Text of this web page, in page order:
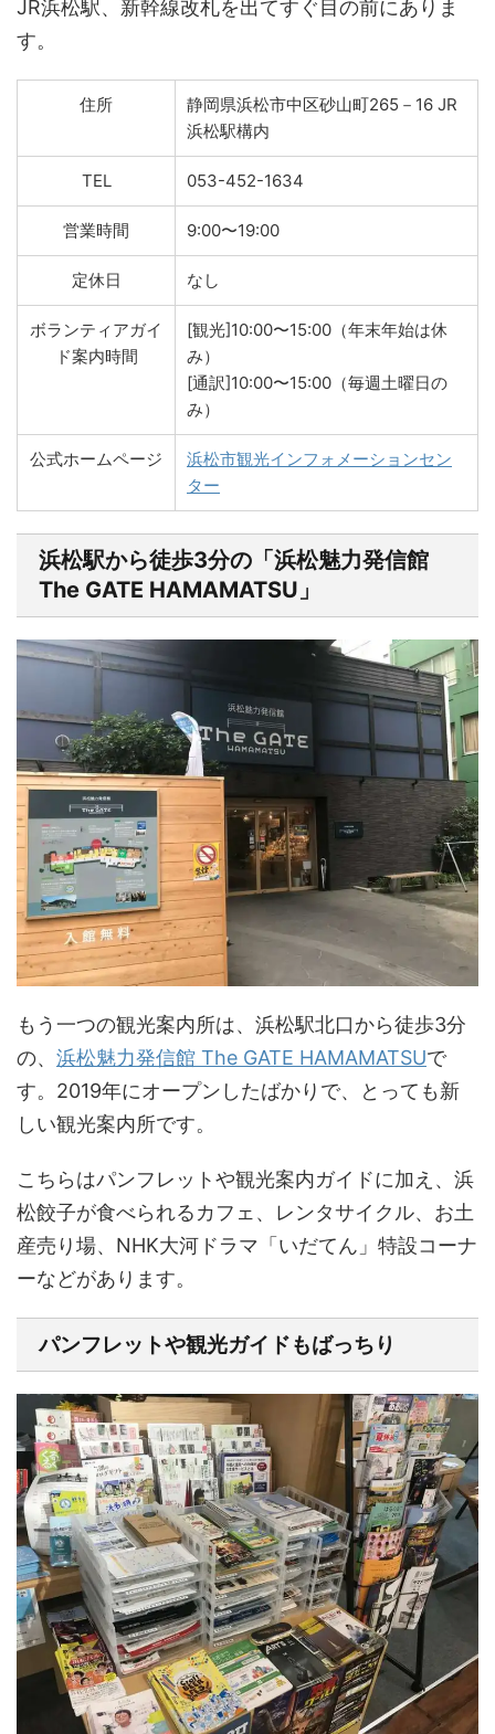
JR浜松駅、新幹線改札を出てすぐ目の前にありま
す。
住所
静岡県浜松市中区砂山町265－16 JR
浜松駅構内
TEL 053-452-1634
営業時間 9:00〜19:00
定休日 なし
ボランティアガイ
ド案内時間
[観光]10:00〜15:00（年末年始は休
み）
[通訳]10:00〜15:00（毎週土曜日の
み）
公式ホームページ
浜松市観光インフォメーションセン
ター
浜松駅から徒歩3分の「浜松魅力発信館
The GATE HAMAMATSU」
もう一つの観光案内所は、浜松駅北口から徒歩3分
の、 浜松魅力発信館 The GATE HAMAMATSUで
す。2019年にオープンしたばかりで、とっても新
しい観光案内所です。
こちらはパンフレットや観光案内ガイドに加え、浜
松餃子が食べられるカフェ、レンタサイクル、お土
産売り場、NHK大河ドラマ「いだてん」特設コーナ
ーなどがあります。
パンフレットや観光ガイドもばっちり